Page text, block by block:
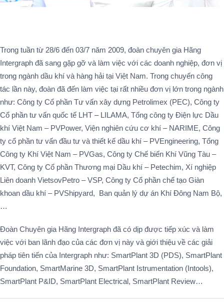
Trong tuần từ 28/6 đến 03/7 năm 2009, đoàn chuyên gia Hãng
Intergraph đã sang gặp gỡ và làm việc với các doanh nghiệp, đơn vị
trong ngành dầu khí và hàng hải tại Việt Nam. Trong chuyến công
tác lần này, đoàn đã đến làm việc tại rất nhiều đơn vị lớn trong ngành
như: Công ty Cổ phần Tư vấn xây dựng Petrolimex (PEC), Công ty
Cổ phần tư vấn quốc tế LHT – LILAMA, Tổng công ty Điện lực Dầu
khí Việt Nam – PVPower, Viện nghiên cứu cơ khí – NARIME, Công
ty cổ phần tư vấn đầu tư và thiết kế dầu khí – PVEngineering, Tổng
Công ty Khí Việt Nam – PVGas, Công ty Chế biến Khí Vũng Tàu –
KVT, Công ty Cổ phần Thương mại Dầu khí – Petechim, Xí nghiệp
Liên doanh VietsovPetro – VSP, Công ty Cổ phần chế tạo Giàn
khoan dầu khí – PVShipyard, Ban quản lý dự án Khí Đông Nam Bộ,
…
Đoàn Chuyên gia Hãng Intergraph đã có dịp được tiếp xúc và làm
việc với ban lãnh đạo của các đơn vị này và giới thiệu về các giải
pháp tiên tiến của Intergraph như: SmartPlant 3D (PDS), SmartPlant
Foundation, SmartMarine 3D, SmartPlant Istrumentation (Intools),
SmartPlant P&ID, SmartPlant Electrical, SmartPlant Review…